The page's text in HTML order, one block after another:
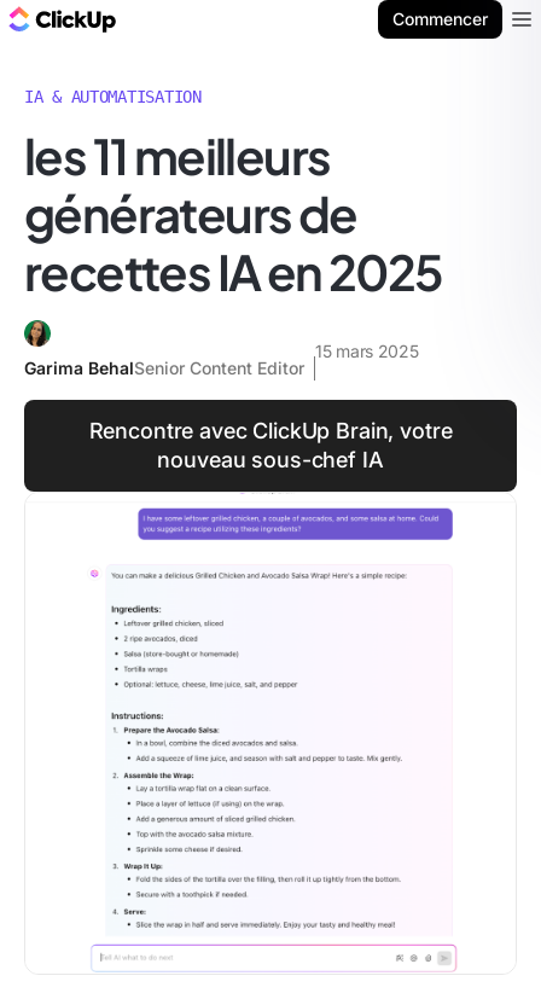
Commencer
IA & AUTOMATISATION
les 11 meilleurs
générateurs de
recettes IA en 2025
Garima BehalSenior Content Editor
15 mars 2025
Rencontre avec ClickUp Brain, votre
nouveau sous-chef IA